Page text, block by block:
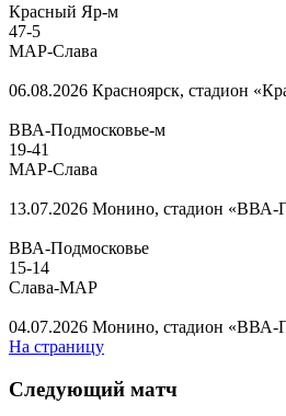
Красный Яр-м
47-5
МАР-Слава
06.08.2026 Красноярск, стадион
ВВА-Подмосковье-м
19-41
МАР-Слава
13.07.2026 Монино, стадион «ВВА-
ВВА-Подмосковье
15-14
Слава-МАР
04.07.2026 Монино, стадион «ВВА-
На страницу
Следующий матч